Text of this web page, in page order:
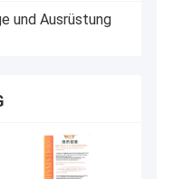
und Ausrüstung